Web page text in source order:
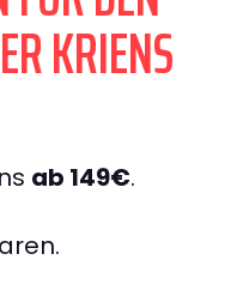
KRIENS
ab 149€.